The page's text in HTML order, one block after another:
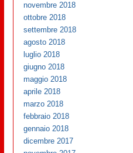
novembre 2018
ottobre 2018
settembre 2018
agosto 2018
luglio 2018
giugno 2018
maggio 2018
aprile 2018
marzo 2018
febbraio 2018
gennaio 2018
dicembre 2017